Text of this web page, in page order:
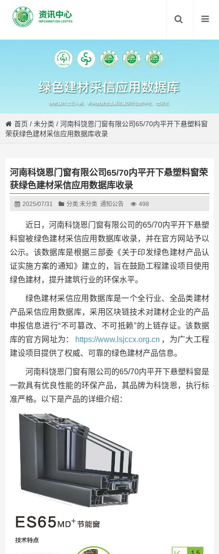
首页 /未分类 /河南科饶恩门窗有限公司65/70内平开下悬塑料窗
荣获绿色建材采信应用数据库收录
河南科饶恩门窗有限公司65/70内平开下悬塑料窗荣
获绿色建材采信应用数据库收录
2025/07/31 分类:未分类 通知公告 498
近日，河南科饶恩门窗有限公司的65/70内平开下悬塑
料窗被绿色建材采信应用数据库收录，并在官方网站予以
公示。该数据库是根据三部委《关于印发绿色建材产品认
证实施方案的通知》建立的，旨在鼓励工程建设项目使用
绿色建材，提升建筑行业的环保水平。
绿色建材采信应用数据库是一个全行业、全品类建材
产品采信应用数据库，采用区块链技术对建材企业的产品
申报信息进行“不可篡改、不可抵赖”的上链存证。该数据
库的官方网址为：
https://www.lsjccx.org.cn ，为广大工程
建设项目提供了权威、可靠的绿色建材产品信息。
河南科饶恩门窗有限公司的65/70内平开下悬塑料窗是
一款具有优良性能的环保产品，其品牌为科饶恩，执行标
准严格。以下是产品的详细介绍：